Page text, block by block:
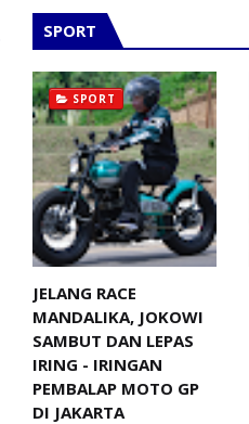
SPORT
SPORT
JELANG RACE
MANDALIKA, JOKOWI
SAMBUT DAN LEPAS
IRING - IRINGAN
PEMBALAP MOTO GP
DI JAKARTA